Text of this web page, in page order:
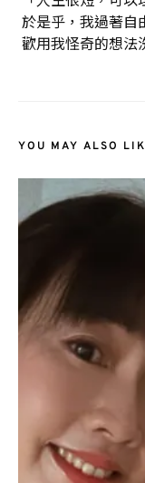
於是乎，我過著自
歡用我怪奇的想法
YOU MAY ALSO